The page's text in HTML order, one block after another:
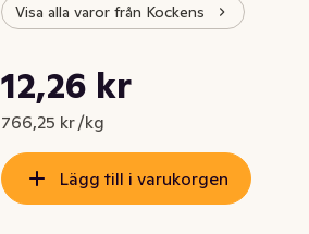
Visa alla varor från Kockens
Nuvarande pris är: 12,26 kr
12,26 kr
766,25 kr /kg
Styckpris: 766,25 kr /kg
Lägg till i varukorgen